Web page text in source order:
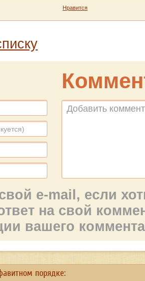
Нравится
e-mail, если
на свой
вашего
порядке: